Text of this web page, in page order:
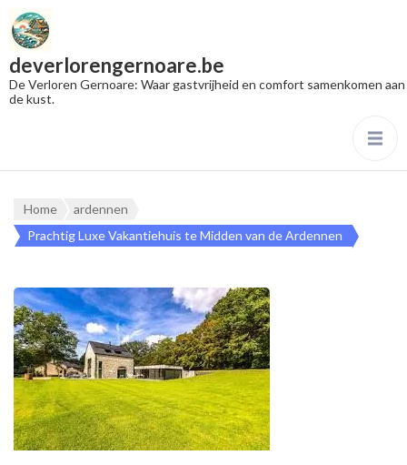
deverlorengernoare.be
De Verloren Gernoare: Waar gastvrijheid en comfort samenkomen aan
de kust.
Home
ardennen
Prachtig Luxe Vakantiehuis te Midden van de Ardennen